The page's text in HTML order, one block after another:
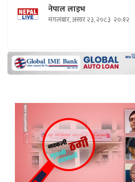
नेपाल लाइभ
मंगलबार, असार २३, २०८३ २०:१२